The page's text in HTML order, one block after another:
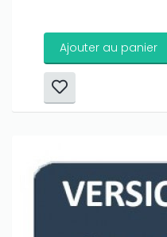
Ajouter au panier